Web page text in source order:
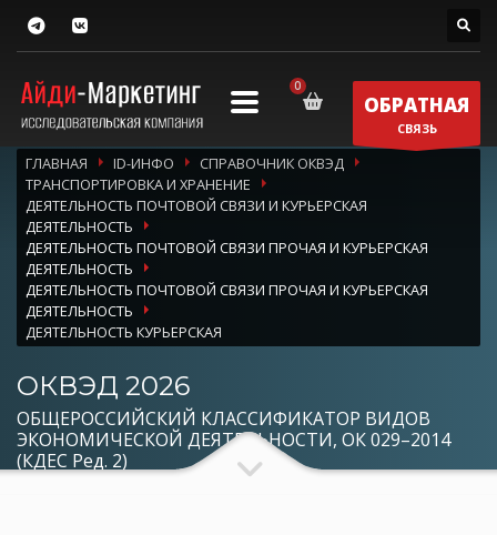
ОБРАТНАЯ
СВЯЗЬ
ГЛАВНАЯ ID-ИНФО
СПРАВОЧНИК ОКВЭД
ТРАНСПОРТИРОВКА И ХРАНЕНИЕ
ДЕЯТЕЛЬНОСТЬ ПОЧТОВОЙ СВЯЗИ И КУРЬЕРСКАЯ
ДЕЯТЕЛЬНОСТЬ
ДЕЯТЕЛЬНОСТЬ ПОЧТОВОЙ СВЯЗИ ПРОЧАЯ И КУРЬЕРСКАЯ
ДЕЯТЕЛЬНОСТЬ
ДЕЯТЕЛЬНОСТЬ ПОЧТОВОЙ СВЯЗИ ПРОЧАЯ И КУРЬЕРСКАЯ
ДЕЯТЕЛЬНОСТЬ
ДЕЯТЕЛЬНОСТЬ КУРЬЕРСКАЯ
ОКВЭД 2026
ОБЩЕРОССИЙСКИЙ КЛАССИФИКАТОР ВИДОВ
ЭКОНОМИЧЕСКОЙ ДЕЯТЕЛЬНОСТИ, ОК 029–2014
(КДЕС Ред. 2)